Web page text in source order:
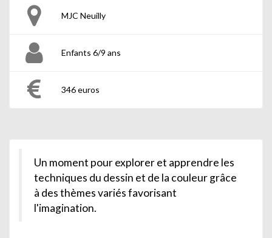
MJC Neuilly
Enfants 6/9 ans
346 euros
Un moment pour explorer et apprendre les
techniques du dessin et de la couleur grâce
à des thèmes variés favorisant
l'imagination.